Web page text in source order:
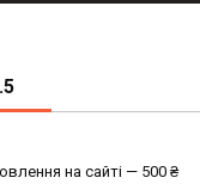
на сайті — 500 ₴